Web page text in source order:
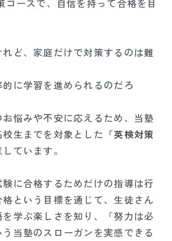
ースで、自信を持って合格を目
れど、家庭だけで対策するのは難
的に学習を進められるのだろ
悩みや不安に応えるため、当塾
生までを対象とした 「英検対策
ています。
に合格するためだけの指導は行
という目標を通じて、生徒さん
学ぶ楽しさを知り、「努力は必
当塾のスローガンを実感できる